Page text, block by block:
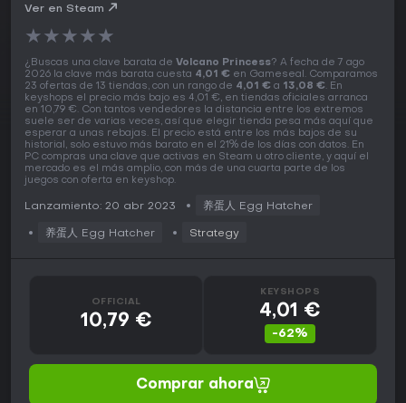
Ver en Steam
★★★★★
¿Buscas una clave barata de Volcano Princess? A fecha de 7 ago
2026 la clave más barata cuesta 4,01 € en Gameseal. Comparamos
23 ofertas de 13 tiendas, con un rango de 4,01 € a 13,08 €. En
keyshops el precio más bajo es 4,01 €, en tiendas oficiales arranca
en 10,79 €. Con tantos vendedores la distancia entre los extremos
suele ser de varias veces, así que elegir tienda pesa más aquí que
esperar a unas rebajas. El precio está entre los más bajos de su
historial, solo estuvo más barato en el 21% de los días con datos. En
PC compras una clave que activas en Steam u otro cliente, y aquí el
mercado es el más amplio, con más de una cuarta parte de los
juegos con oferta en keyshop.
Lanzamiento: 20 abr 2023 养蛋人 Egg Hatcher
养蛋人 Egg Hatcher Strategy
OFFICIAL
10,79 €
KEYSHOPS
4,01 €
-62%
Comprar ahora